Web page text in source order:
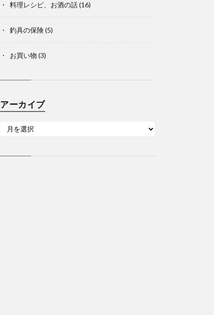
料理レシピ、お酒の話(16)
釣具の保険(5)
お買い物 (3)
アーカイブ